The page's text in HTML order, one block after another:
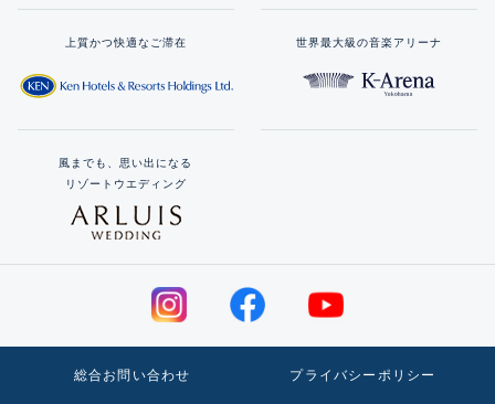
上質かつ快適なご滞在 世界最大級の音楽アリーナ
風までも、思い出になる
リゾートウエディング
総合お問い合わせ プライバシーポリシー